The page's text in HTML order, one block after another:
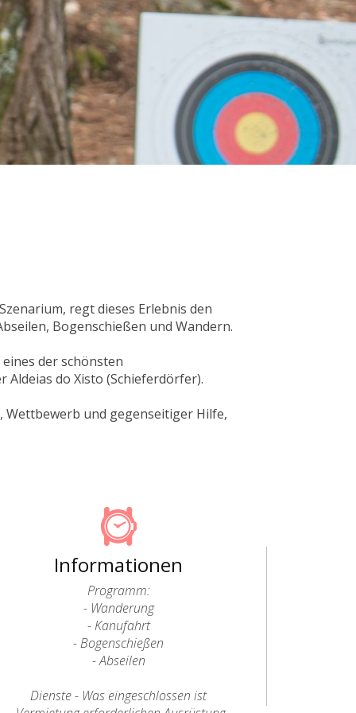
regt dieses Erlebnis den
Bogenschießen und Wandern.
der schönsten
Aldeias do Xisto (Schieferdörfer).
Wettbewerb und gegenseitiger Hilfe,
Informationen
Programm:
- Wanderung
- Kanufahrt
- Bogenschießen
- Abseilen
Dienste - Was eingeschlossen ist